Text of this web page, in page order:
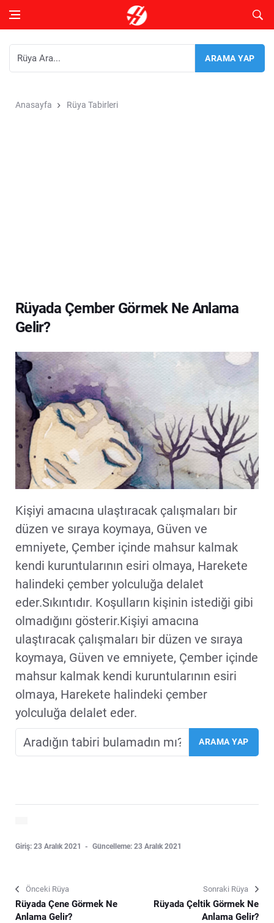
Anasayfa Rüya Tabirleri
Rüyada Çember Görmek Ne Anlama
Gelir?
Kişiyi amacına ulaştıracak çalışmaları bir
düzen ve sıraya koymaya, Güven ve
emniyete, Çember içinde mahsur kalmak
kendi kuruntularının esiri olmaya, Harekete
halindeki çember yolculuğa delalet
eder.Sıkıntıdır. Koşulların kişinin istediği gibi
olmadığını gösterir.Kişiyi amacına
ulaştıracak çalışmaları bir düzen ve sıraya
koymaya, Güven ve emniyete, Çember içinde
mahsur kalmak kendi kuruntularının esiri
olmaya, Harekete halindeki çember
yolculuğa delalet eder.
Giriş: 23 Aralık 2021 Güncelleme: 23 Aralık 2021
Önceki Rüya
Rüyada Çene Görmek Ne
Anlama Gelir?
Sonraki Rüya
Rüyada Çeltik Görmek Ne
Anlama Gelir?